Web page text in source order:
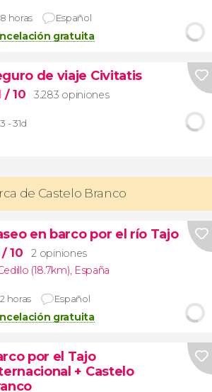
8 horas Español
gratuita
de viaje Civitatis
/ 10 3.283 opiniones
3 - 31d
de Castelo Branco
en barco por el río Tajo
/ 10
2 opiniones
(18.7km), España
2 horas Español
gratuita
por el Tajo
+ Castelo